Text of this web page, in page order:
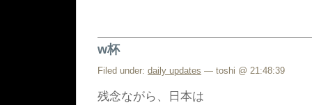
w杯
Filed under: daily updates — toshi @ 21:48:39
残念ながら、日本は